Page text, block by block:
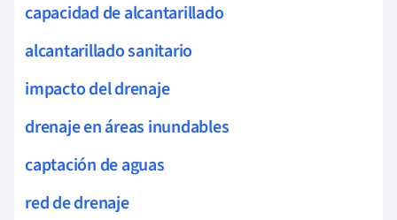
capacidad de alcantarillado
alcantarillado sanitario
impacto del drenaje
drenaje en áreas inundables
captación de aguas
red de drenaje